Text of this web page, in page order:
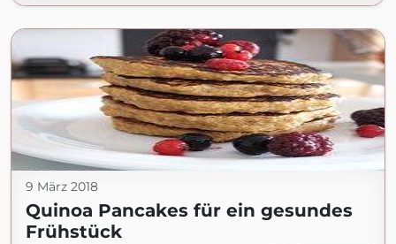
9 März 2018
Quinoa Pancakes für ein gesundes
Frühstück